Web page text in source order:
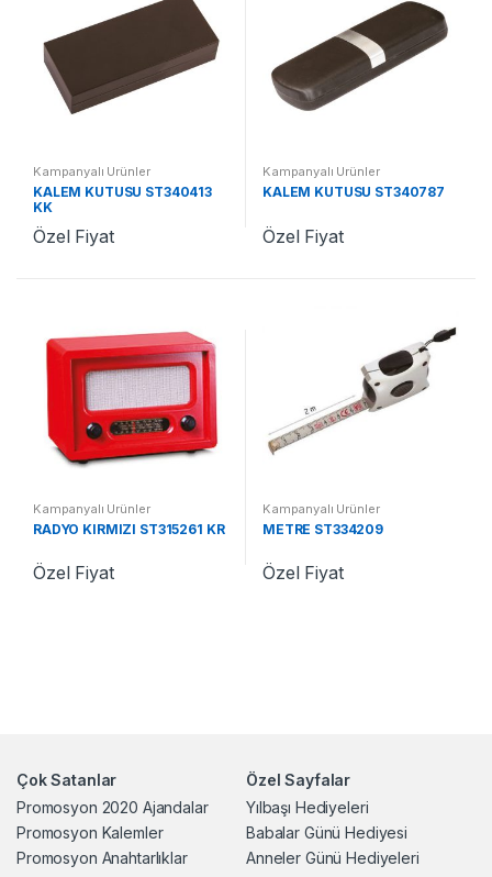
Kampanyalı Ürünler
KALEM KUTUSU ST340413
KK
Özel Fiyat
Kampanyalı Ürünler
KALEM KUTUSU ST340787
Özel Fiyat
Kampanyalı Ürünler
RADYO KIRMIZI ST315261 KR
Özel Fiyat
Kampanyalı Ürünler
METRE ST334209
Özel Fiyat
Çok Satanlar
Promosyon 2020 Ajandalar
Promosyon Kalemler
Promosyon Anahtarlıklar
Özel Sayfalar
Yılbaşı Hediyeleri
Babalar Günü Hediyesi
Anneler Günü Hediyeleri